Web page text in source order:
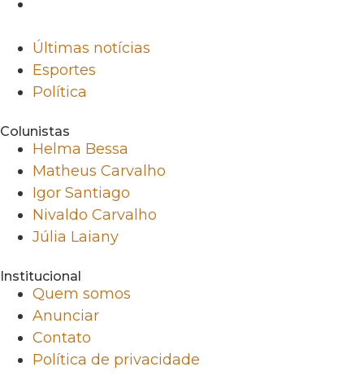
Últimas notícias
Esportes
Política
Colunistas
Helma Bessa
Matheus Carvalho
Igor Santiago
Nivaldo Carvalho
Júlia Laiany
Institucional
Quem somos
Anunciar
Contato
Política de privacidade